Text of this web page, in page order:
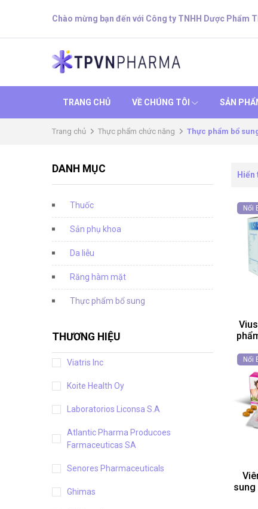
Chào mừng bạn đến với Công ty TNHH Dược Phẩm
TRANG CHỦ VỀ CHÚNG TÔI SẢN
Trang chủ Thực phẩm chức năng Thực phẩm bổ
DANH MỤC
Thuốc
Sản phụ khoa
Da liễu
Răng hàm mặt
Thực phẩm bổ sung
THƯƠNG HIỆU
Viatris Inc
Koite Health Oy
Laboratorios Liconsa S.A
Atlantic Pharma Producoes
Farmaceuticas SA
Senores Pharmaceuticals
Ghimas
Hiển
Nổi
Nổi
sung